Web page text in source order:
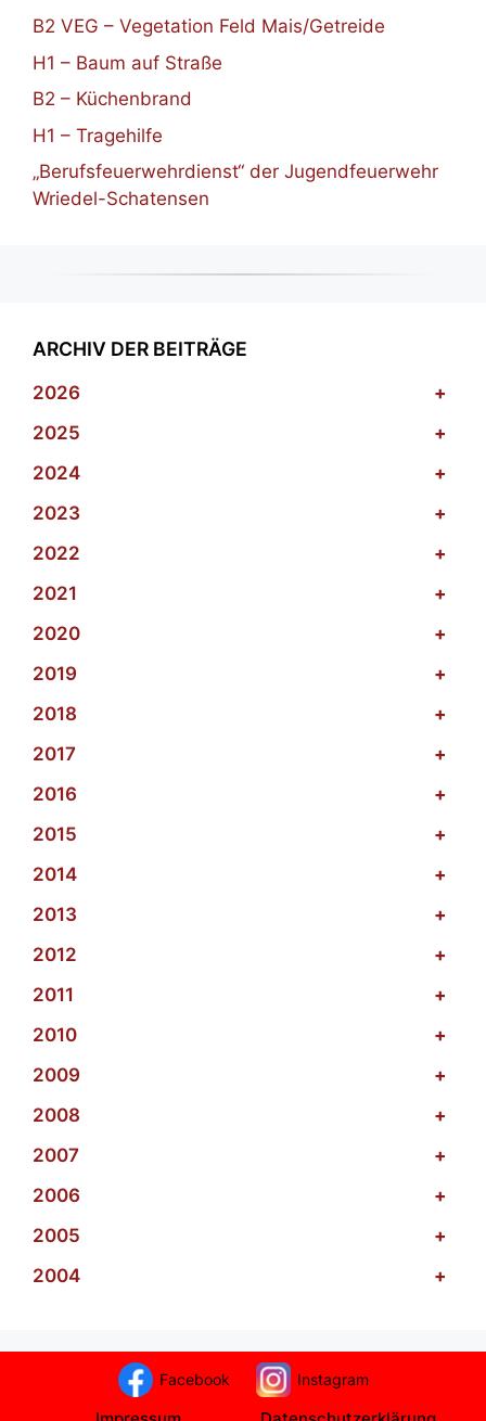
B2 VEG – Vegetation Feld Mais/Getreide
H1 – Baum auf Straße
B2 – Küchenbrand
H1 – Tragehilfe
„Berufsfeuerwehrdienst“ der Jugendfeuerwehr
Wriedel-Schatensen
ARCHIV DER BEITRÄGE
2026
+
2025
+
2024
+
2023
+
2022
+
2021
+
2020
+
2019
+
2018
+
2017
+
2016
+
2015
+
2014
+
2013
+
2012
+
2011
+
2010
+
2009
+
2008
+
2007
+
2006
+
2005
+
2004
+
Facebook Instagram